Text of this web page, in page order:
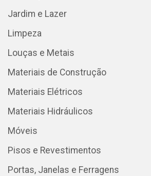
Jardim e Lazer
Limpeza
Louças e Metais
Materiais de Construção
Materiais Elétricos
Materiais Hidráulicos
Móveis
Pisos e Revestimentos
Portas, Janelas e Ferragens